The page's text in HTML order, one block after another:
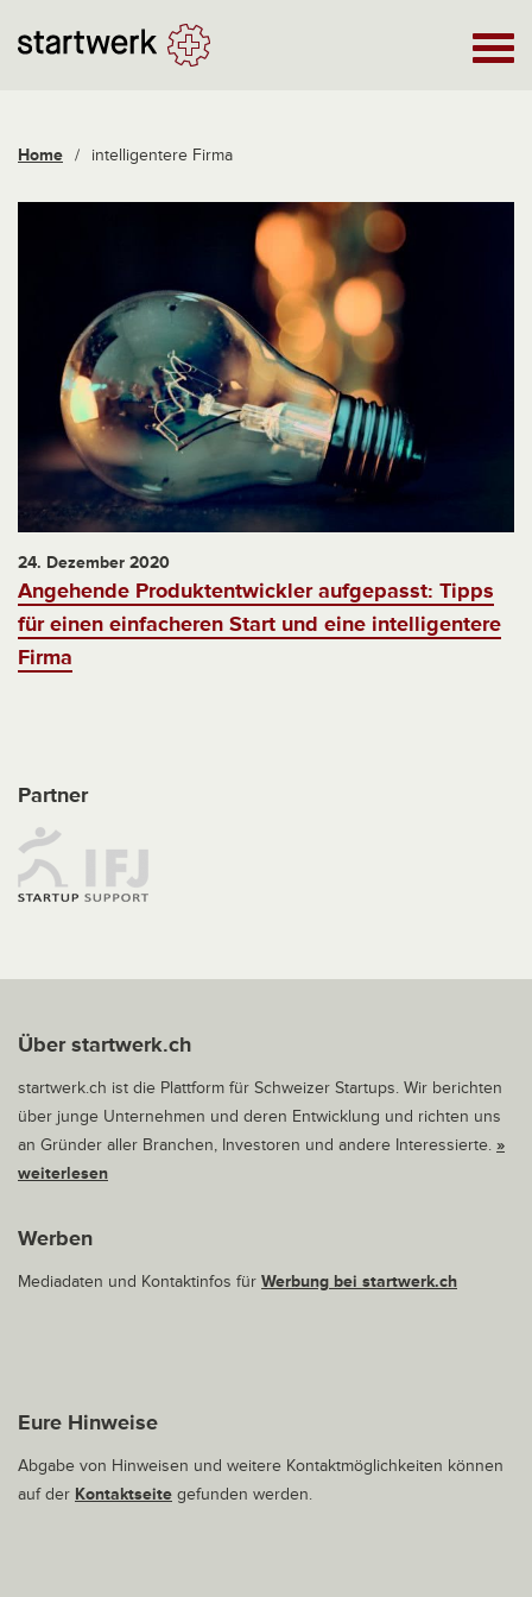
Home / intelligentere Firma
24. Dezember 2020
Angehende Produktentwickler aufgepasst: Tipps
für einen einfacheren Start und eine intelligentere
Firma
Partner
Über startwerk.ch
startwerk.ch ist die Plattform für Schweizer Startups. Wir berichten
über junge Unternehmen und deren Entwicklung und richten uns
an Gründer aller Branchen, Investoren und andere Interessierte. »
weiterlesen
Werben
Mediadaten und Kontaktinfos für Werbung bei startwerk.ch
Eure Hinweise
Abgabe von Hinweisen und weitere Kontaktmöglichkeiten können
auf der Kontaktseite gefunden werden.